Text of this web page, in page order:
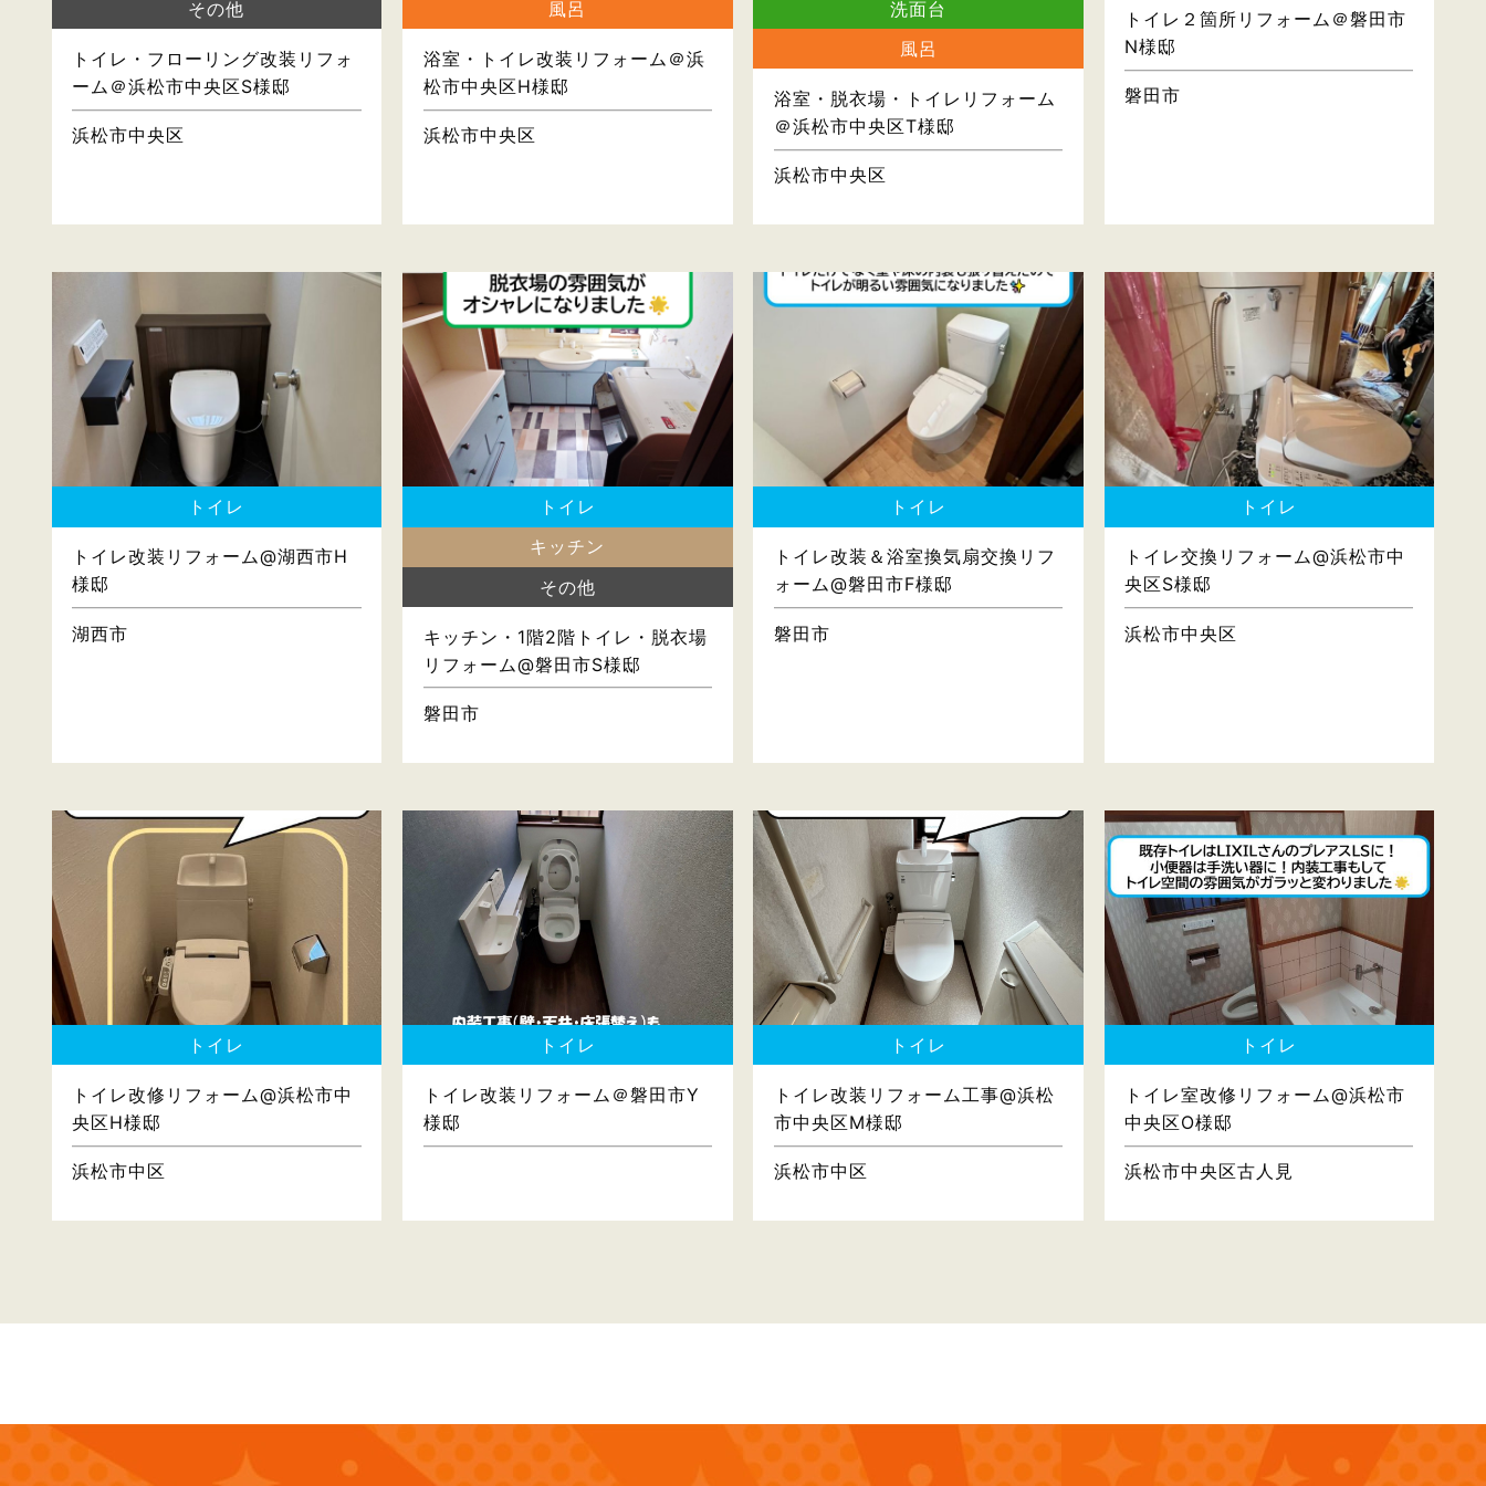
その他
トイレ・フローリング改装リフォ
ーム＠浜松市中央区S様邸
浜松市中央区
風呂
浴室・トイレ改装リフォーム＠浜
松市中央区H様邸
浜松市中央区
洗面台
風呂
浴室・脱衣場・トイレリフォーム
＠浜松市中央区T様邸
浜松市中央区
トイレ２箇所リフォーム＠磐田市
N様邸
磐田市
トイレ
トイレ改装リフォーム@湖西市H
様邸
湖西市
トイレ
キッチン
その他
キッチン・1階2階トイレ・脱衣場
リフォーム@磐田市S様邸
磐田市
トイレ
トイレ改装＆浴室換気扇交換リフ
ォーム@磐田市F様邸
磐田市
トイレ
トイレ交換リフォーム@浜松市中
央区S様邸
浜松市中央区
トイレ
トイレ改修リフォーム@浜松市中
央区H様邸
浜松市中区
トイレ
トイレ改装リフォーム＠磐田市Y
様邸
トイレ
トイレ改装リフォーム工事@浜松
市中央区M様邸
浜松市中区
トイレ
トイレ室改修リフォーム@浜松市
中央区O様邸
浜松市中央区古人見